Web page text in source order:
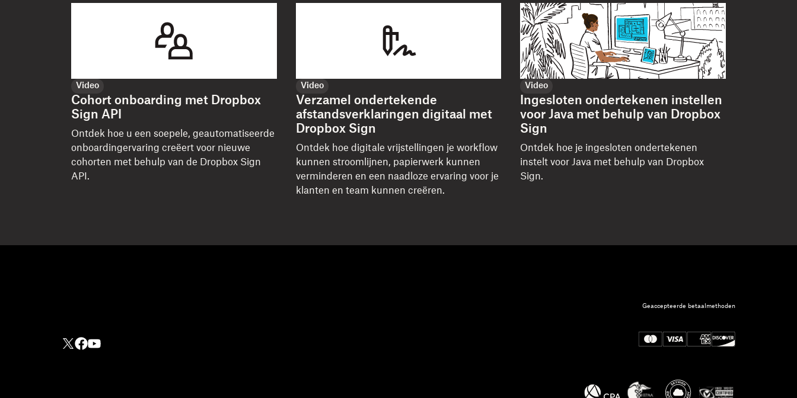
Video
Cohort onboarding met Dropbox
Sign API
Ontdek hoe u een soepele, geautomatiseerde
onboardingervaring creëert voor nieuwe
cohorten met behulp van de Dropbox Sign
API.
Video
Verzamel ondertekende
afstandsverklaringen digitaal met
Dropbox Sign
Ontdek hoe digitale vrijstellingen je workflow
kunnen stroomlijnen, papierwerk kunnen
verminderen en een naadloze ervaring voor je
klanten en team kunnen creëren.
Video
Ingesloten ondertekenen instellen
voor Java met behulp van Dropbox
Sign
Ontdek hoe je ingesloten ondertekenen
instelt voor Java met behulp van Dropbox
Sign.
Geaccepteerde betaalmethoden